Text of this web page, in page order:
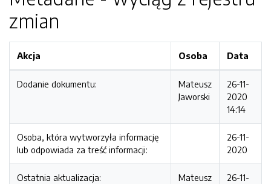
zmian
Akcja Osoba Data
Dodanie dokumentu:
Mateusz
Jaworski
26-11-
2020
14:14
Osoba, która wytworzyła informację
lub odpowiada za treść informacji:
26-11-
2020
Ostatnia aktualizacja:
Mateusz
26-11-